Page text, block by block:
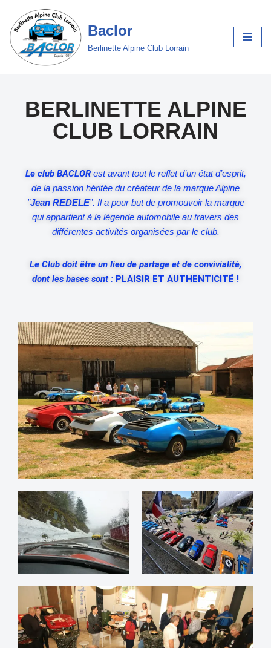
Aller
au
contenu
Baclor
Berlinette Alpine Club Lorrain
BERLINETTE ALPINE
CLUB LORRAIN
Le club BACLORest avant tout le reflet d’un état d’esprit,
de la passion héritée du créateur de la marque Alpine
”Jean REDELE”. Il a pour but de promouvoir la marque
qui appartient à la légende automobile au travers des
différentes activités organisées par le club.
Le Club doit être un lieu de partage et de convivialité,
dont les bases sont : PLAISIR ET AUTHENTICITÉ !